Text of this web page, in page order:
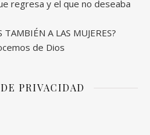
regresa y el que no deseaba
A LAS MUJERES?
de Dios
PRIVACIDAD